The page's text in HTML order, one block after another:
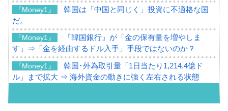
『Money1』
韓国は「中国と同じく」投資に不適格な国
だ。
『Money1』
『韓国銀行』が「金の保有量を増やしま
す」⇒「金を経由するドル入手」手段ではないのか？
『Money1』
韓国･外為取引量「1日当たり1,214.4億ド
ル」まで拡大 ⇒ 海外資金の動きに強く左右される状態
い「50.5％」に上昇